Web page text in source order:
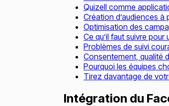
Quizell comme
Création d’audiences à
Optimisation des
Ce qu’il faut suivre
Problèmes de suivi
Consentement, qualité
Pourquoi les équipes
Tirez davantage de
Intégration du